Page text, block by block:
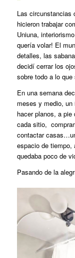
Las circunstancias
hicieron trabajar
Uniuna,
quería volar! El
detalles, las
decidí cerrar los
sobre todo a lo
En una semana
meses y medio, un
hacer planos, a pie
cada sitio,
contactar
espacio de tiempo,
quedaba poco de
Pasando de la